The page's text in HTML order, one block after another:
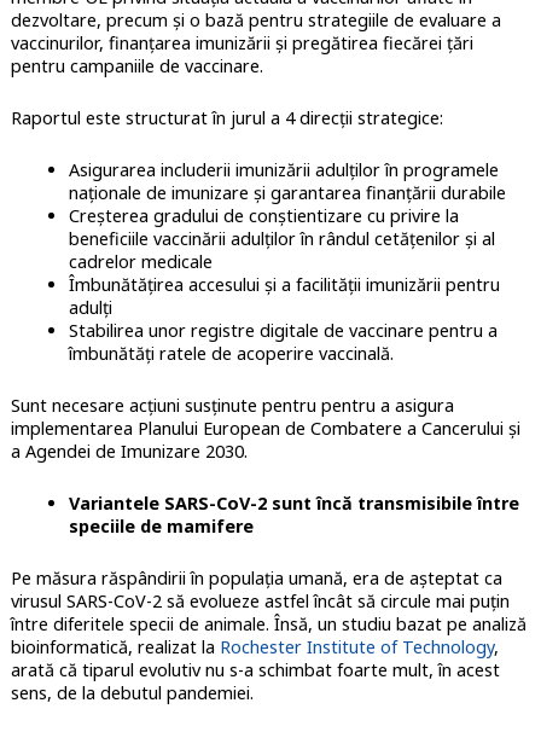
dezvoltare, precum și o bază pentru strategiile de evaluare a
vaccinurilor, finanțarea imunizării și pregătirea fiecărei țări
pentru campaniile de vaccinare.
Raportul este structurat în jurul a 4 direcții strategice:
Asigurarea includerii imunizării adulților în programele
naționale de imunizare și garantarea finanțării durabile
Creșterea gradului de conștientizare cu privire la
beneficiile vaccinării adulților în rândul cetățenilor și al
cadrelor medicale
Îmbunătățirea accesului și a facilității imunizării pentru
adulți
Stabilirea unor registre digitale de vaccinare pentru a
îmbunătăți ratele de acoperire vaccinală.
Sunt necesare acțiuni susținute pentru pentru a asigura
implementarea Planului European de Combatere a Cancerului și
a Agendei de Imunizare 2030.
Variantele SARS-CoV-2 sunt încă transmisibile între
speciile de mamifere
Pe măsura răspândirii în populația umană, era de așteptat ca
virusul SARS-CoV-2 să evolueze astfel încât să circule mai puțin
între diferitele specii de animale. Însă, un studiu bazat pe analiză
bioinformatică, realizat la Rochester Institute of Technology,
arată că tiparul evolutiv nu s-a schimbat foarte mult, în acest
sens, de la debutul pandemiei.